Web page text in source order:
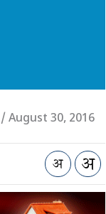
/ August 30, 2016